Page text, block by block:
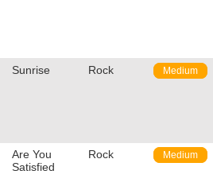
Sunrise Rock Medium
Are You
Satisfied
Rock Medium